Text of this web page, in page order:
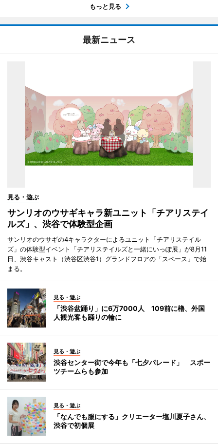
もっと見る
最新ニュース
見る・遊ぶ
サンリオのウサギキャラ新ユニット「チアリステイ
ルズ」、渋谷で体験型企画
サンリオのウサギの4キャラクターによるユニット「チアリステイル
ズ」の体験型イベント「チアリステイルズと一緒にいっぽ展」が8月11
日、渋谷キャスト（渋谷区渋谷1）グランドフロアの「スペース」で始
まる。
見る・遊ぶ
「渋谷盆踊り」に6万7000人 109前に櫓、外国
人観光客も踊りの輪に
見る・遊ぶ
渋谷センター街で今年も「七夕パレード」 スポー
ツチームらも参加
見る・遊ぶ
「なんでも服にする」クリエーター塩川夏子さん、
渋谷で初個展